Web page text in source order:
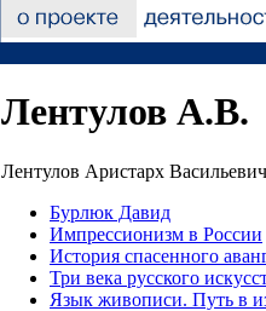
Лентулов А.В.
Лентулов Аристарх
Бурлюк Давид
Импрессионизм в России
История спасенного
Три века русского
Язык живописи. Путь в